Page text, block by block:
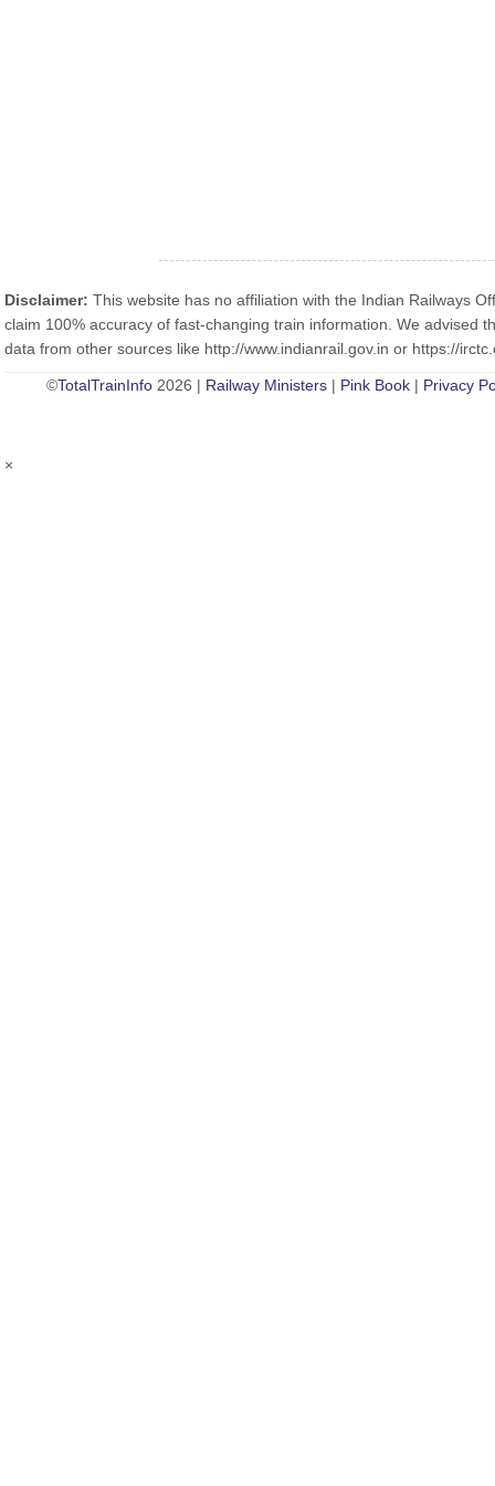
Disclaimer: This website has no affiliation with the Indian Railways
claim 100% accuracy of fast-changing train information. We advised
data from other sources like http://www.indianrail.gov.in or https://
©TotalTrainInfo 2026 | Railway Ministers | Pink Book | Privacy
×